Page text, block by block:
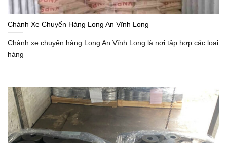
Chành Xe Chuyển Hàng Long An Vĩnh Long
Chành xe chuyển hàng Long An Vĩnh Long là nơi tập hợp các loại
hàng